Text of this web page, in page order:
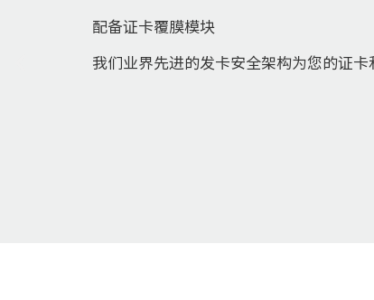
配备证卡覆膜模块
我们业界先进的发卡安全架构为您的证卡